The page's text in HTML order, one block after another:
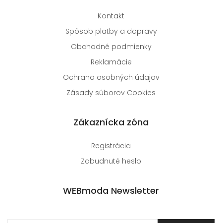
Kontakt
Spôsob platby a dopravy
Obchodné podmienky
Reklamácie
Ochrana osobných údajov
Zásady súborov Cookies
Zákaznícka zóna
Registrácia
Zabudnuté heslo
WEBmoda Newsletter